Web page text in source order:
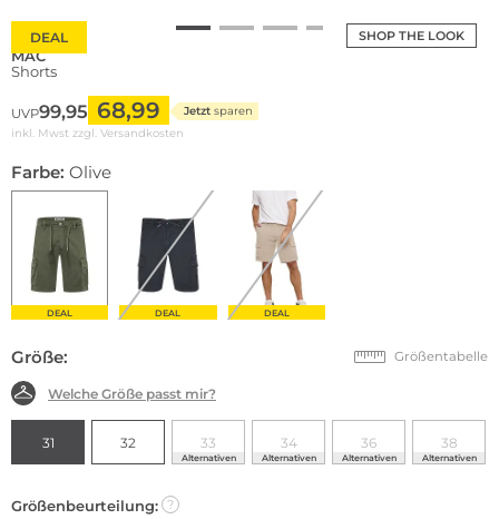
SHOP THE LOOK
DEAL
MAC
Shorts
UVP99,95 68,99 Jetzt sparen
inkl. Mwst zzgl. Versandkosten
Farbe: Olive
DEAL DEAL DEAL
Größe: Größentabelle
Welche Größe passt mir?
31 32 33
Alternativen
34
Alternativen
36
Alternativen
38
Alternativen
Größenbeurteilung: ?